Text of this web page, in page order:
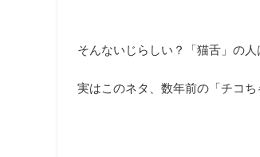
そんないじらしい？「猫舌」の
実はこのネタ、数年前の「チコ